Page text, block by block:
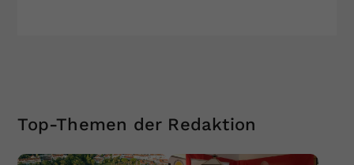
Top-Themen der Redaktion